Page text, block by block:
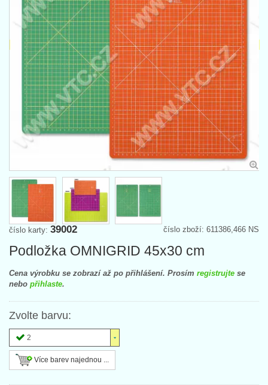
číslo zboží: 611386,466 NS
číslo karty: 39002
Podložka OMNIGRID 45x30 cm
Cena výrobku se zobrazí až po přihlášení. Prosím registrujte se
nebo přihlaste.
Zvolte barvu:
2
Více barev najednou ...